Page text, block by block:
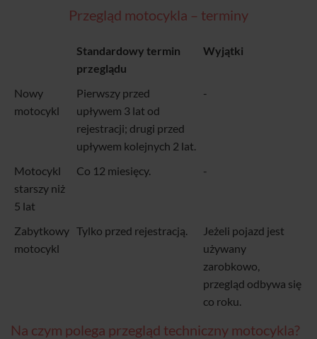
Przegląd motocykla – terminy
Standardowy termin
przeglądu
Wyjątki
Nowy
motocykl
Pierwszy przed
upływem 3 lat od
rejestracji; drugi przed
upływem kolejnych 2 lat.
-
Motocykl
starszy niż
5 lat
Co 12 miesięcy. -
Zabytkowy
motocykl
Tylko przed rejestracją.
Jeżeli pojazd jest
używany
zarobkowo,
przegląd odbywa się
co roku.
Na czym polega przegląd techniczny motocykla?